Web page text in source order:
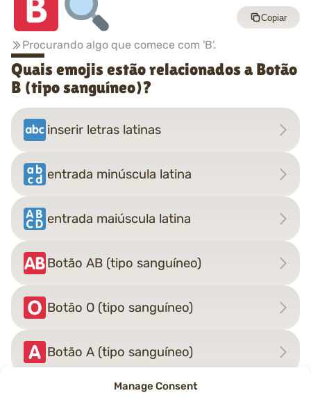
Manage Consent
Procurando algo que comece com 'B'.
Copiar
Quais emojis estão relacionados a Botão
B (tipo sanguíneo)?
inserir letras latinas
entrada minúscula latina
entrada maiúscula latina
Botão AB (tipo sanguíneo)
Botão O (tipo sanguíneo)
Botão A (tipo sanguíneo)